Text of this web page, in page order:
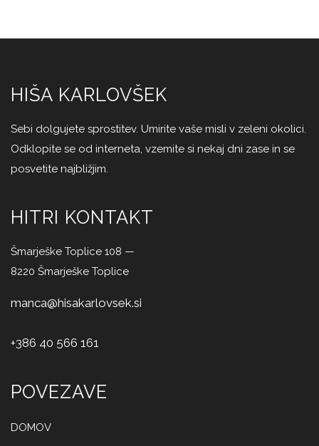
HIŠA KARLOVŠEK
Sebi dolgujete sprostitev. Umirite vaše misli v zeleni okolici.
Odklopite se od interneta, vzemite si nekaj dni zase in se
posvetite najbližjim.
HITRI KONTAKT
Šmarješke Toplice 108 —
8220 Šmarješke Toplice
manca@hisakarlovsek.si
+386 40 566 161
POVEZAVE
DOMOV